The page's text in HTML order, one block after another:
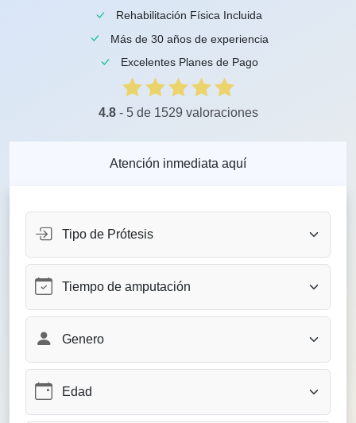
Rehabilitación Física Incluida
Más de 30 años de experiencia
Excelentes Planes de Pago
4.8- 5 de 1529 valoraciones
Atención inmediata aquí